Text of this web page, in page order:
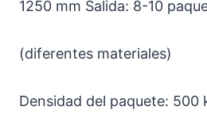
1250 mm Salida: 8-10
(diferentes materiales)
Densidad del paquete: 500